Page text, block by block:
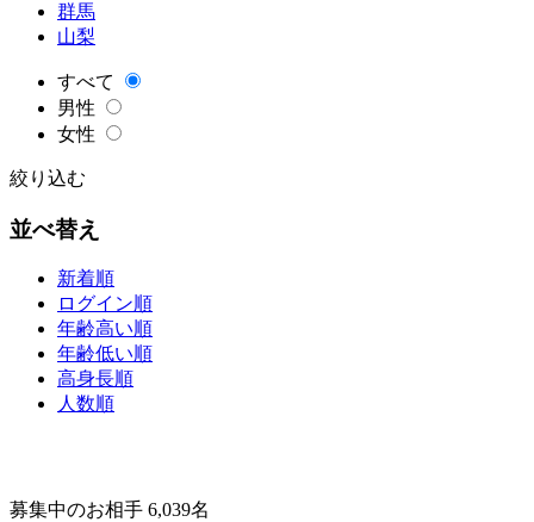
群馬
山梨
すべて
男性
女性
絞り込む
並べ替え
新着順
ログイン順
年齢高い順
年齢低い順
高身長順
人数順
募集中のお相手 6,039名